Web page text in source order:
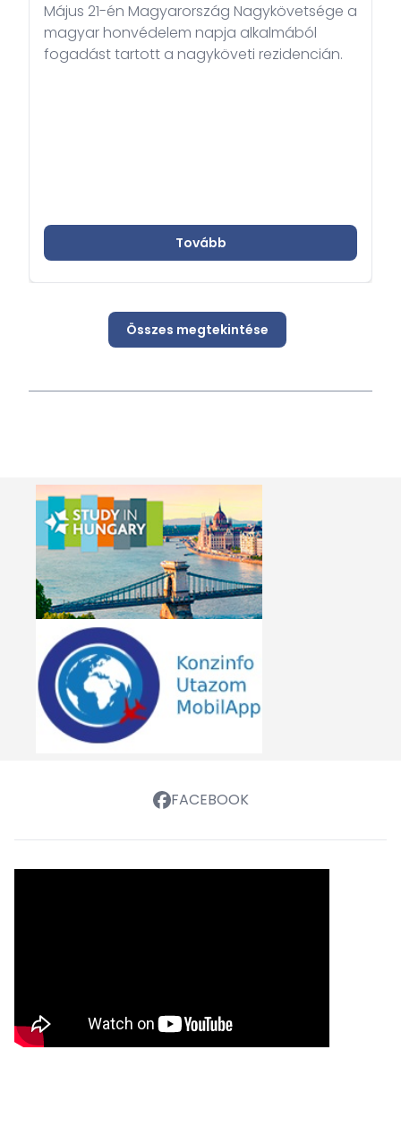
Május 21-én Magyarország Nagykövetsége a
magyar honvédelem napja alkalmából
fogadást tartott a nagyköveti rezidencián.
Tovább
Összes megtekintése
FACEBOOK